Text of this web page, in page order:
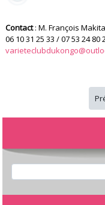
Contact: M. François Makita
06 10 31 25 33 / 07 53 24 80